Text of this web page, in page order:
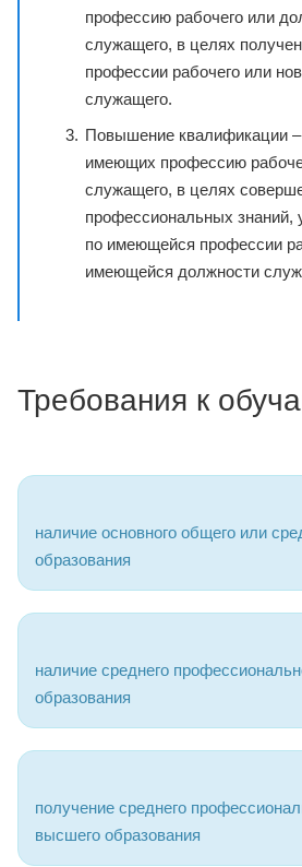
профессию рабочего или
служащего, в целях
профессии рабочего или
служащего.
Повышение квалификации
имеющих профессию
служащего, в целях
профессиональных знаний,
по имеющейся профессии
имеющейся должности
Требования к
наличие основного общего или
образования
наличие среднего
образования
получение среднего
высшего образования